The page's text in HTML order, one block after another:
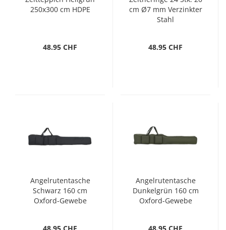
250x300 cm HDPE
48.95 CHF
cm Ø7 mm Verzinkter
Stahl
48.95 CHF
Angelrutentasche
Schwarz 160 cm
Oxford-Gewebe
Angelrutentasche
Dunkelgrün 160 cm
Oxford-Gewebe